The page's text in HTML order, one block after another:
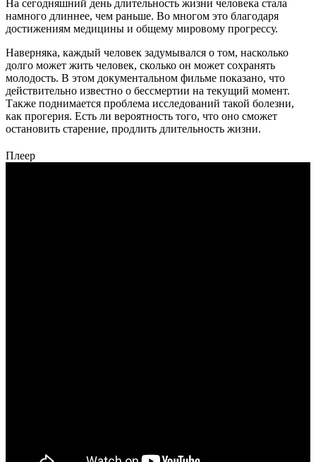
На сегодняшний день длительность жизни человека стала
намного длиннее, чем раньше. Во многом это благодаря
достижениям медицины и общему мировому прогрессу.
Наверняка, каждый человек задумывался о том, насколько
долго может жить человек, сколько он может сохранять
молодость. В этом документальном фильме показано, что
действительно известно о бессмертии на текущий момент.
Также поднимается проблема исследований такой болезни,
как прогерия. Есть ли вероятность того, что оно сможет
остановить старение, продлить длительность жизни.
Плеер